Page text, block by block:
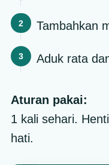
Tambahkan
Aduk rata
Aturan pakai:
1 kali sehari.
hati.